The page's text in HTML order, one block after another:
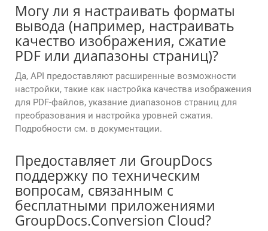
Могу ли я настраивать форматы
вывода (например, настраивать
качество изображения, сжатие
PDF или диапазоны страниц)?
Да, API предоставляют расширенные возможности
настройки, такие как настройка качества изображения
для PDF-файлов, указание диапазонов страниц для
преобразования и настройка уровней сжатия.
Подробности см. в документации.
Предоставляет ли GroupDocs
поддержку по техническим
вопросам, связанным с
бесплатными приложениями
GroupDocs.Conversion Cloud?